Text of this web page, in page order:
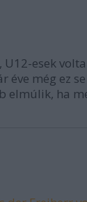
U12-esek
éve még ez
elmúlik, ha